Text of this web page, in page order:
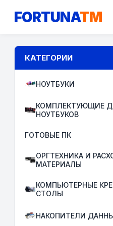
FORTUNATM
КАТЕГОРИИ
НОУТБУКИ
КОМПЛЕКТУЮЩИЕ
НОУТБУКОВ
ГОТОВЫЕ ПК
ОРГТЕХНИКА И
МАТЕРИАЛЫ
КОМПЬЮТЕРНЫЕ
СТОЛЫ
НАКОПИТЕЛИ